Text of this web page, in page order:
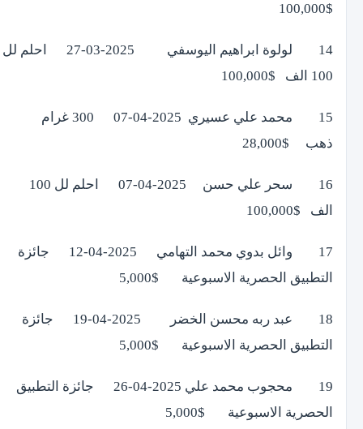
$100,000
14 لولوة ابراهيم اليوسفي 2025-03-27 احلم لل
100 الف $100,000
15 محمد علي عسيري 2025-04-07 300 غرام
ذهب $28,000
16 سحر علي حسن 2025-04-07 احلم لل 100
الف $100,000
17 وائل بدوي محمد التهامي 2025-04-12 جائزة
التطبيق الحصرية الاسبوعية $5,000
18 عبد ربه محسن الخضر 2025-04-19 جائزة
التطبيق الحصرية الاسبوعية $5,000
19 محجوب محمد علي 2025-04-26 جائزة التطبيق
الحصرية الاسبوعية $5,000